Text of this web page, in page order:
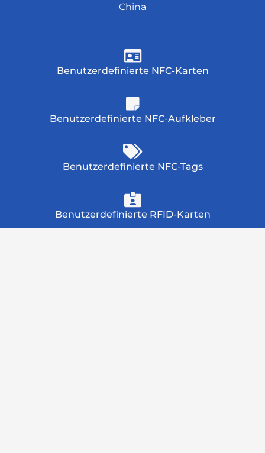
China
Benutzerdefinierte NFC-Karten
Benutzerdefinierte NFC-Aufkleber
Benutzerdefinierte NFC-Tags
Benutzerdefinierte RFID-Karten